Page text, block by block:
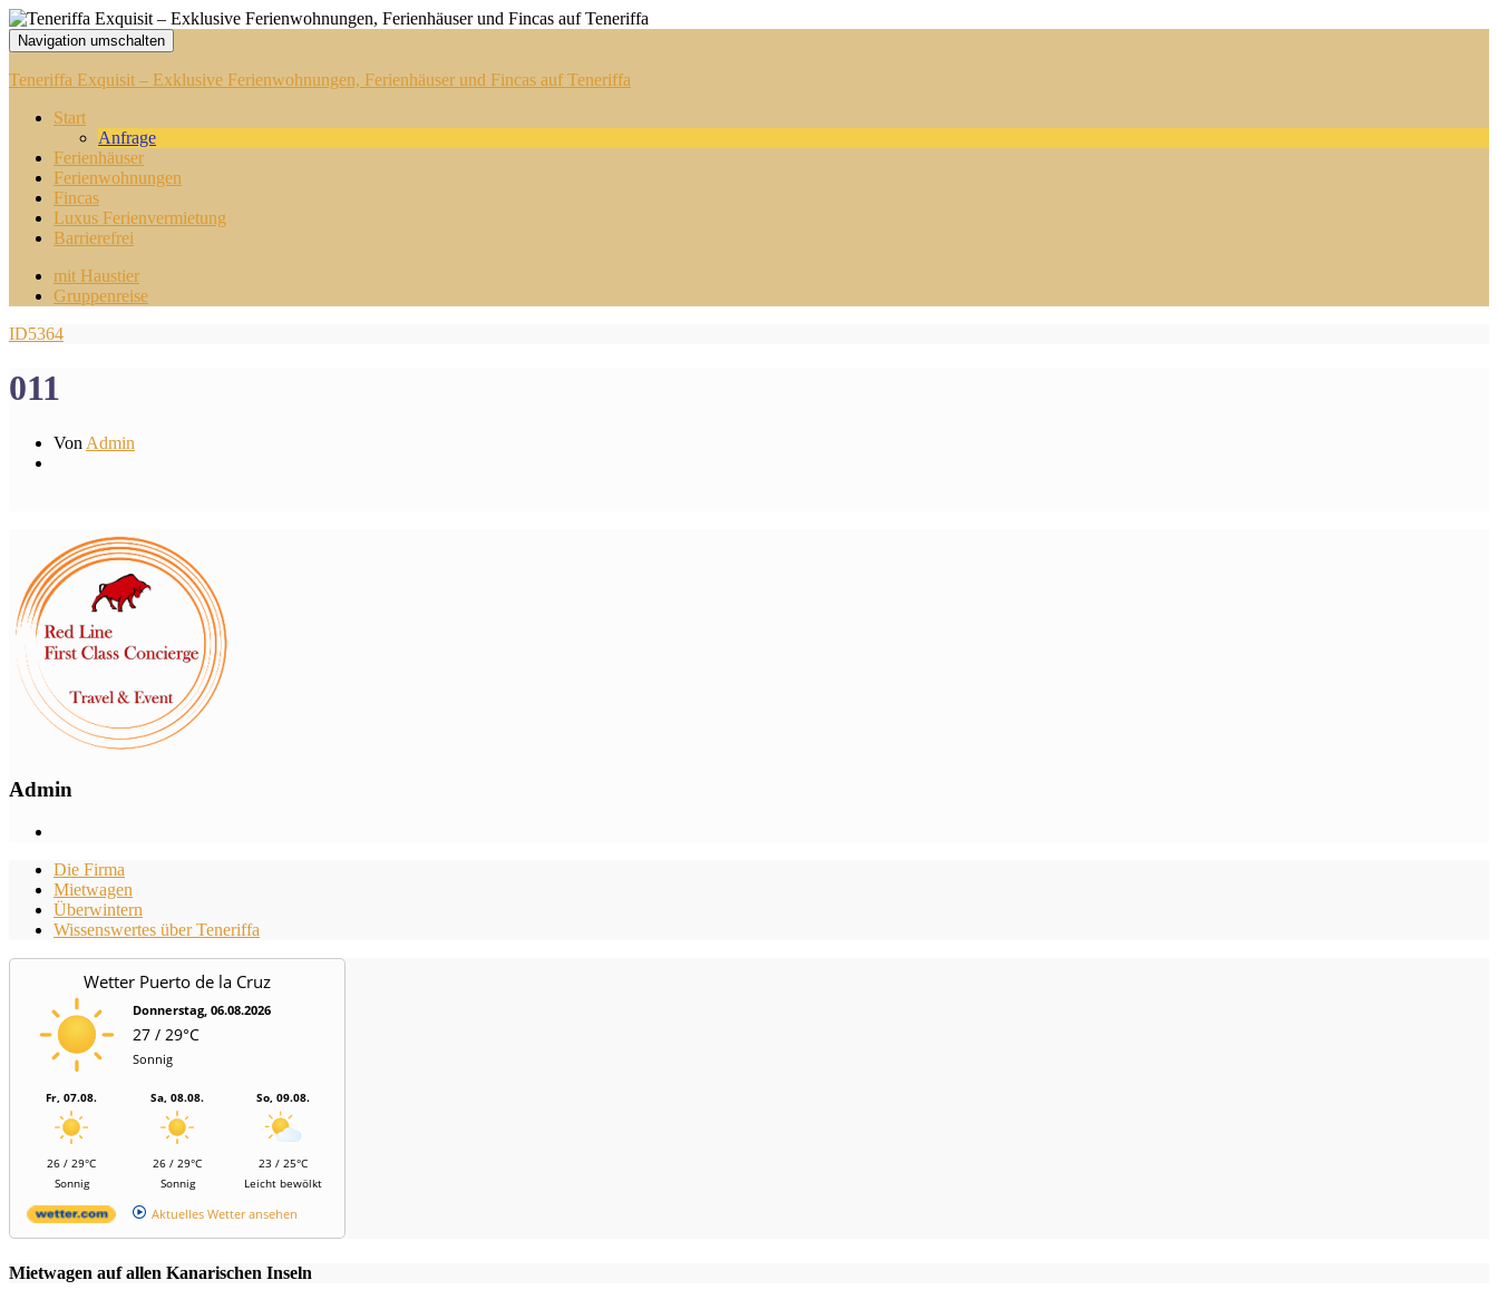
Navigation umschalten
Teneriffa Exquisit – Exklusive Ferienwohnungen, Ferienhäuser und Fincas auf Teneriffa
Start
Anfrage
Ferienhäuser
Ferienwohnungen
Fincas
Luxus Ferienvermietung
Barrierefrei
mit Haustier
Gruppenreise
ID5364
011
Von Admin
Admin
Die Firma
Mietwagen
Überwintern
Wissenswertes über Teneriffa
Wetter Puerto de la Cruz
Donnerstag, 06.08.2026
27 / 29°C
Sonnig
Fr, 07.08.
26 / 29°C
Sonnig
Sa, 08.08.
26 / 29°C
Sonnig
So, 09.08.
23 / 25°C
Leicht bewölkt
Aktuelles Wetter ansehen
Mietwagen auf allen Kanarischen Inseln